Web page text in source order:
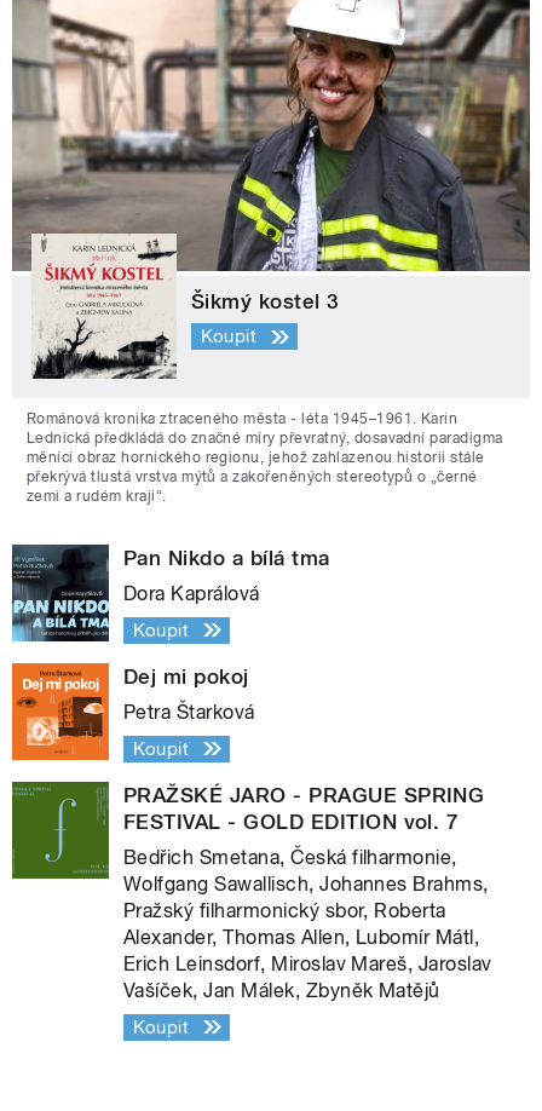
Šikmý kostel 3
Koupit
Románová kronika ztraceného města - léta 1945–1961. Karin
Lednická předkládá do značné míry převratný, dosavadní paradigma
měnící obraz hornického regionu, jehož zahlazenou historii stále
překrývá tlustá vrstva mýtů a zakořeněných stereotypů o „černé
zemi a rudém kraji“.
Pan Nikdo a bílá tma
Dora Kaprálová
Koupit
Dej mi pokoj
Petra Štarková
Koupit
PRAŽSKÉ JARO - PRAGUE SPRING
FESTIVAL - GOLD EDITION vol. 7
Bedřich Smetana, Česká filharmonie,
Wolfgang Sawallisch, Johannes Brahms,
Pražský filharmonický sbor, Roberta
Alexander, Thomas Allen, Lubomír Mátl,
Erich Leinsdorf, Miroslav Mareš, Jaroslav
Vašíček, Jan Málek, Zbyněk Matějů
Koupit